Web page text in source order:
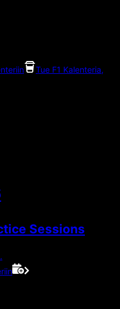
Tue F1 Kalenteria,
Sessions